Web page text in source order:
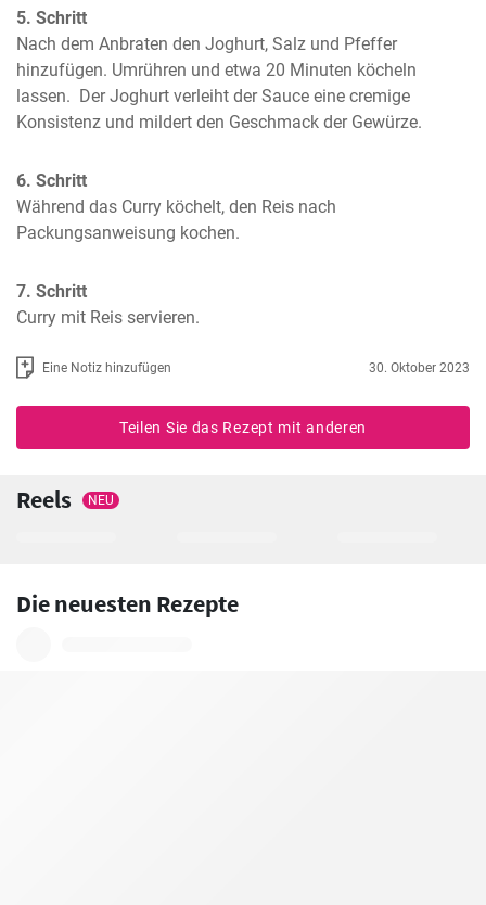
5. Schritt
Nach dem Anbraten den Joghurt, Salz und Pfeffer
hinzufügen. Umrühren und etwa 20 Minuten köcheln
lassen.  Der Joghurt verleiht der Sauce eine cremige
Konsistenz und mildert den Geschmack der Gewürze.
6. Schritt
Während das Curry köchelt, den Reis nach
Packungsanweisung kochen.
7. Schritt
Curry mit Reis servieren.
Eine Notiz hinzufügen 30. Oktober 2023
Teilen Sie das Rezept mit anderen
Reels NEU
Die neuesten Rezepte